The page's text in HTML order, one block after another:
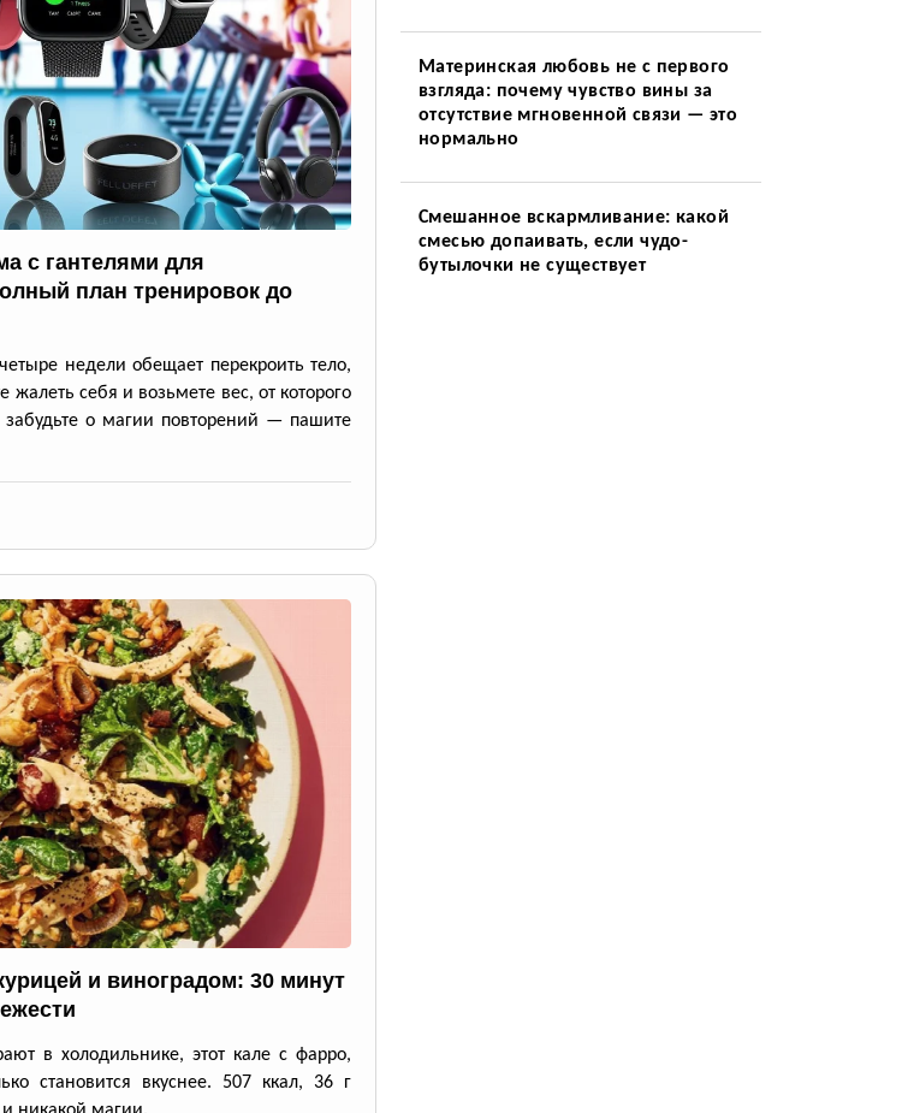
с гантелями для
план тренировок до
недели обещает перекроить тело,
жалеть себя и возьмете вес, от которого
забудьте о магии повторений — пашите
и виноградом: 30 минут
в холодильнике, этот кале с фарро,
становится вкуснее. 507 ккал, 36 г
Материнская любовь не с первого
взгляда: почему чувство вины за
отсутствие мгновенной связи — это
нормально
Смешанное вскармливание: какой
смесью допаивать, если чудо-
бутылочки не существует